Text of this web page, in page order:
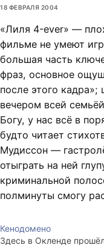
18 ФЕВРАЛЯ 2004
«Лиля 4-ever» —
фильме не умеют
большая часть
фраз, основное
после этого
вечером всей
Богу, у нас всё в
будто читает
Мудиссон —
отыграть на ней
криминальной
полминуты смогу
Кенодомено
Здесь в Окленде